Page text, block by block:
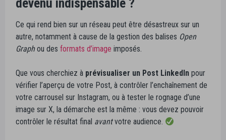
devenu indispensable ?
Ce qui rend bien sur un réseau peut être désastreux sur un
autre, notamment à cause de la gestion des balises Open
Graphou des formats d’image imposés.
Que vous cherchiez à prévisualiser un Post LinkedIn pour
vérifier l’aperçu de votre Post, à contrôler l’enchaînement de
votre carrousel sur Instagram, ou à tester le rognage d’une
image sur X, la démarche est la même : vous devez pouvoir
contrôler le résultat final avantvotre audience.